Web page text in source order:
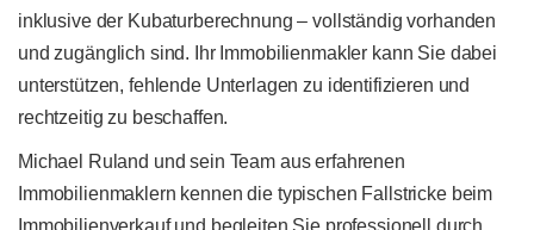
inklusive der Kubaturberechnung – vollständig vorhanden
und zugänglich sind. Ihr Immobilienmakler kann Sie dabei
unterstützen, fehlende Unterlagen zu identifizieren und
rechtzeitig zu beschaffen.
Michael Ruland und sein Team aus erfahrenen
Immobilienmaklern kennen die typischen Fallstricke beim